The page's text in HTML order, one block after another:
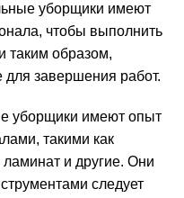
уборщики имеют
чтобы выполнить
таким образом,
для завершения работ.
уборщики имеют опыт
такими как
и другие. Они
следует